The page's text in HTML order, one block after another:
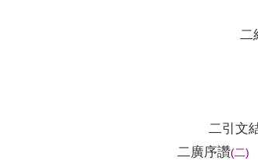
二
二引文
二廣序讚(二)